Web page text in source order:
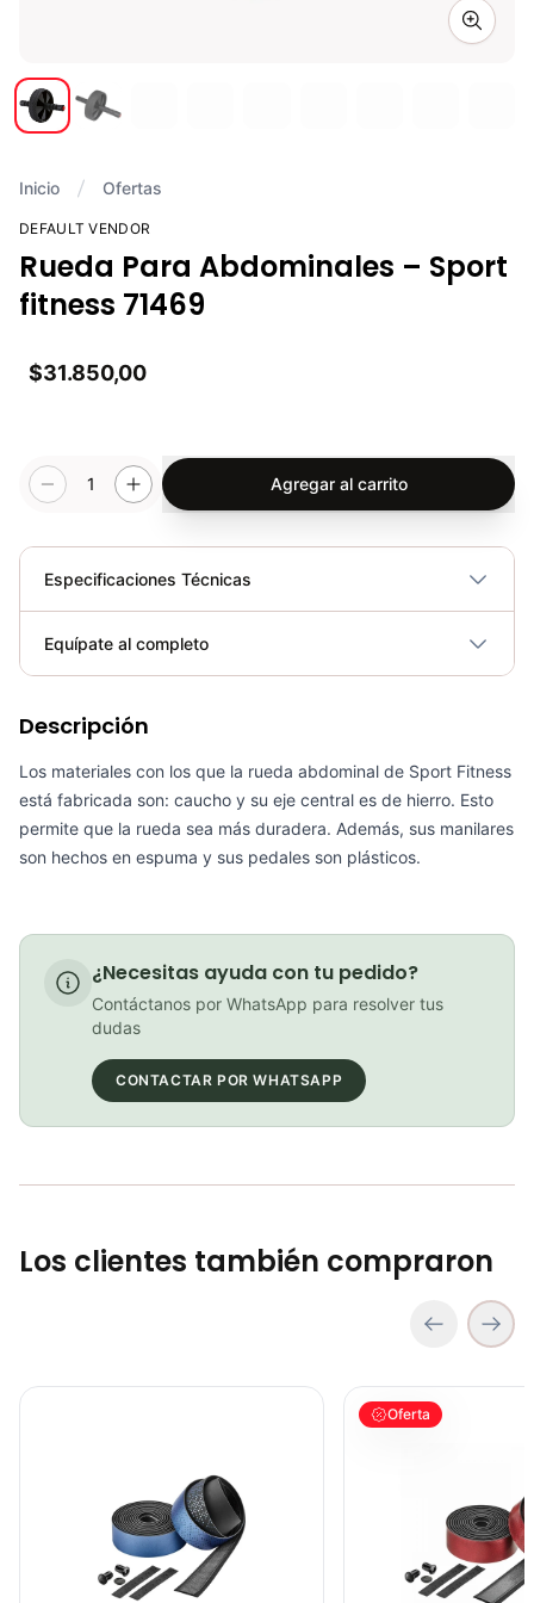
Zoom
Inicio Ofertas
DEFAULT VENDOR
Rueda Para Abdominales – Sport
fitness 71469
$31.850,00
1 Agregar al carrito
Especificaciones Técnicas
Plegable No
Equípate al completo
COP 195,000.00
COP 84,700.00
Descripción
Los materiales con los que la rueda abdominal de Sport Fitness
está fabricada son: caucho y su eje central es de hierro. Esto
permite que la rueda sea más duradera. Además, sus manilares
son hechos en espuma y sus pedales son plásticos.
¿Necesitas ayuda con tu pedido?
Contáctanos por WhatsApp para resolver tus
dudas
CONTACTAR POR WHATSAPP
Los clientes también compraron
Cinta para Manillar Ciclovation Tape Advanced Ruta Leather
Cinta para Manillar
Oferta